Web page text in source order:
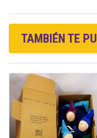
TAMBIÉN TE